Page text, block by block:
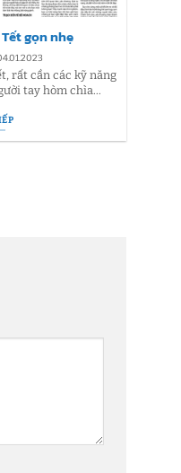
gọn nhẹ
rất cần các kỹ năng
tay hòm chìa...